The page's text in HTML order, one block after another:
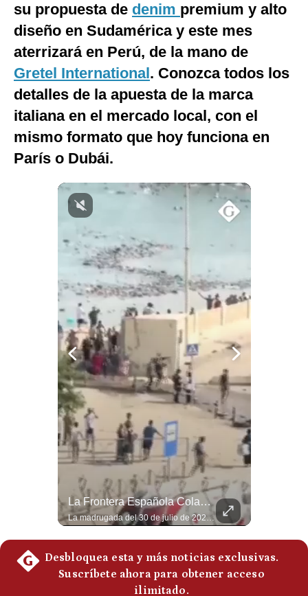
Notas Contratadas
Podcast
Gestión TV
Videos
Fotogalerías
gestion.pe
Privacidad
Preguntas
Frecuentes
su propuesta de denim premium y alto
diseño en Sudamérica y este mes
aterrizará en Perú, de la mano de
Gretel International. Conozca todos los
detalles de la apuesta de la marca
italiana en el mercado local, con el
mismo formato que hoy funciona en
París o Dubái.
La Frontera Española Colapsa ¿Qué Está Pasando En Ceuta? | Gestión Mundo
La madrugada del 30 de julio de 2026 marcó un antes y un después en el Estrecho de Gibraltar. En cuestión de horas, cerca de 72.000 migrantes marroquíes ingresaron al territorio español de Ceuta, desbordando por completo a una ciudad de apenas 85.000 habitantes. En este video, explicamos los detalles de la emergencia humana y las ramificaciones geopolíticas del conflicto: la trampa de los rumores en redes sociales, el rol de Marruecos, el acercamiento de España a Argelia y la respuesta de la Unión Europea ante las amenazas de suspensión del Tratado Schengen. #Ceuta #España #Marruecos #Geopolitica #PedroSanchez #NoticiasInternacionales #Schengen #Europa #CrisisMigratoria 👉 Suscríbete y activa la campana para no perderte nuestro análisis diario. 🌎 Síguenos en nuestras redes sociales: 📌 Web oficial: https://gestion.pe/mundo/ 📌 LinkedIn: http://bit.ly/3HYIET0 📌 X (Twitter): http://bit.ly/4noZtX9 📌 TikTok: http://bit.ly/4evB6TO